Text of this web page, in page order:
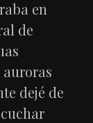
en
de
dejé de